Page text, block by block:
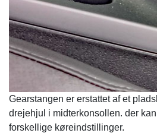
Gearstangen er erstattet af et
drejehjul i midterkonsollen. der
forskellige køreindstillinger.